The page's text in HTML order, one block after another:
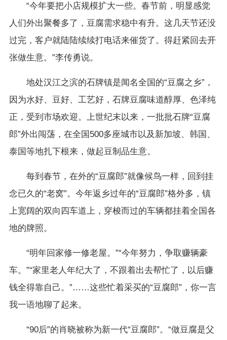
“今年要把小店规模扩大一些。春节前，明显感觉
人们外出聚餐多了，豆腐需求稳中有升。这几天节还没
过完，客户就陆陆续续打电话来催货了。得赶紧回去开
张做生意。”李传勇说。
地处汉江之滨的石牌镇是闻名全国的“豆腐之乡”，
因为水好、豆好、工艺好，石牌豆腐味道醇厚、色泽纯
正，受到市场欢迎。上世纪末以来，一批批石牌“豆腐
郎”外出闯荡，在全国500多座城市以及新加坡、韩国、
泰国等地扎下根来，做起豆制品生意。
每到春节，在外的“豆腐郎”就像候鸟一样，回到挂
念已久的“老窝”。今年返乡过年的“豆腐郎”格外多，镇
上宽阔的双向四车道上，穿梭而过的车辆都挂着全国各
地的牌照。
“明年回家修一修老屋。”“今年努力，争取赚辆豪
车。”“家里老人年纪大了，不跟着出去帮忙了，以后赚
钱全得靠自己。”……这些忙着采买的“豆腐郎”，你一言
我一语地聊了起来。
“90后”的肖晓被称为新一代“豆腐郎”。“做豆腐是父